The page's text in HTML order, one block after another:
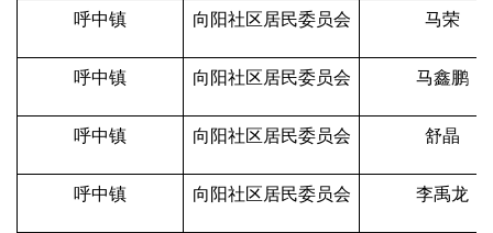
呼中镇 向阳社区居民委员会 马荣
呼中镇 向阳社区居民委员会 马鑫鹏
呼中镇 向阳社区居民委员会 舒晶
呼中镇 向阳社区居民委员会 李禹龙